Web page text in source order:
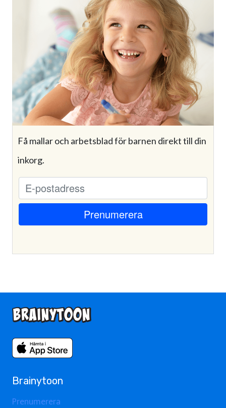
Få mallar och arbetsblad för barnen direkt till din
inkorg.
Brainytoon
Prenumerera